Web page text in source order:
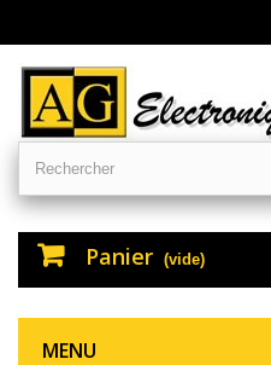
Panier (vide)
MENU